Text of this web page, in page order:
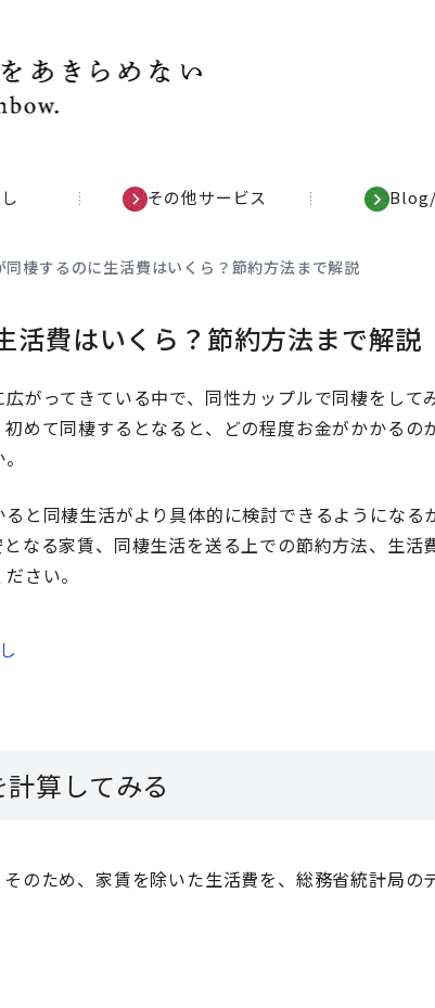
その他サービス
同棲するのに生活費はいくら？節約方法まで解説
活費はいくら？節約方法まで解説
がってきている中で、同性カップルで同棲をして
めて同棲するとなると、どの程度お金がかかるの
と同棲生活がより具体的に検討できるようになる
なる家賃、同棲生活を送る上での節約方法、生活
さい。
算してみる
のため、家賃を除いた生活費を、総務省統計局の